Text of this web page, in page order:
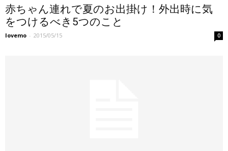
赤ちゃん連れで夏のお出掛け！外出時に気
をつけるべき5つのこと
lovemo - 2015/05/15 0